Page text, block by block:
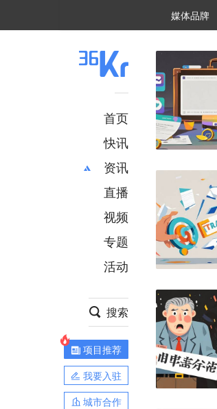
媒体品牌
首页
快讯
资讯
推荐
财经
项目推荐
安徽
直播
视频
专题
活动
搜索
项目推荐
我要入驻
城市合作